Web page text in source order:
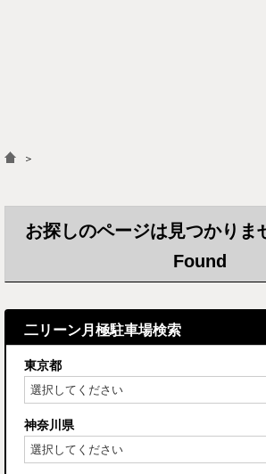
＞
お探しのページは見つかりま
Found
二リーン月極駐車場検索
東京都
神奈川県